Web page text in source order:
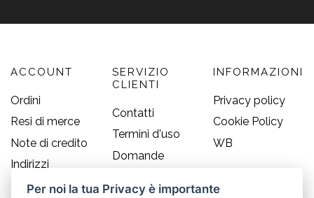
ACCOUNT
Ordini
Resi di merce
Note di credito
Indirizzi
Informazioni
SERVIZIO
CLIENTI
Contatti
Termini d'uso
Domande
Guida alle
INFORMAZIONI
Privacy policy
Cookie Policy
WB
Per noi la tua Privacy è importante